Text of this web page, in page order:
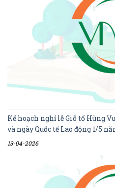
Kế hoạch nghỉ lễ Giỗ tổ Hùng
và ngày Quốc tế Lao động 1/5
13-04-2026